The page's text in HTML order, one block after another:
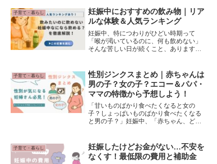
するためにワクチンを体に入れることで
す。簡単にいうと、「病気のか...
子育て・暮らし
妊娠中におすすめの飲み物｜リア
ルな体験＆人気ランキング
妊娠中、特につわりがひどい時期って
「喉が渇いているのに、何も飲めない」
そんな苦しい日が続くこと、ありますよ
は吐いてしまう…。吐けばまた喉が渇
き、「誰か助けて！何なら飲め...
子育て・暮らし
性別ジンクスまとめ｜赤ちゃんは
男の子？女の子？エコー＆パパ・
ママの特徴から予想しよう！
「甘いものばかり食べたくなると女の
子？しょっぱいものばかり食べたくなる
と男の子？」妊娠中、「赤ちゃん、どっ
て調べてしまうのが「性別ジンクス」昔
から言い伝えられているもの...
子育て・暮らし
妊娠したけどお金がない…不安を
なくす！最低限の費用と補助金